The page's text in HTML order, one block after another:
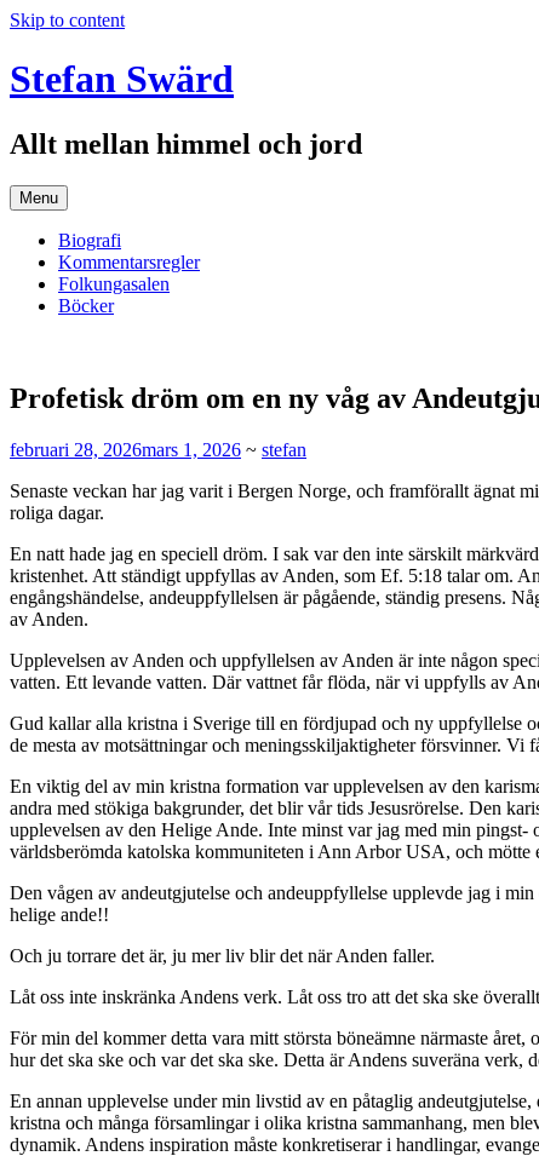
Skip to content
Stefan Swärd
Allt mellan himmel och jord
Menu
Biografi
Kommentarsregler
Folkungasalen
Böcker
Profetisk dröm om en ny våg av
februari 28, 2026mars 1, 2026 ~ stefan
Senaste veckan har jag varit i Bergen Norge, och framförallt ägnat
roliga dagar.
En natt hade jag en speciell dröm. I sak var den inte särskilt
kristenhet. Att ständigt uppfyllas av Anden, som Ef. 5:18 talar om.
engångshändelse, andeuppfyllelsen är pågående, ständig presens.
av Anden.
Upplevelsen av Anden och uppfyllelsen av Anden är inte någon
vatten. Ett levande vatten. Där vattnet får flöda, när vi uppfylls av
Gud kallar alla kristna i Sverige till en fördjupad och ny uppfyllelse
de mesta av motsättningar och meningsskiljaktigheter försvinner. Vi
En viktig del av min kristna formation var upplevelsen av den
andra med stökiga bakgrunder, det blir vår tids Jesusrörelse. Den
upplevelsen av den Helige Ande. Inte minst var jag med min
världsberömda katolska kommuniteten i Ann Arbor USA, och mötte
Den vågen av andeutgjutelse och andeuppfyllelse upplevde jag i
helige ande!!
Och ju torrare det är, ju mer liv blir det när Anden faller.
Låt oss inte inskränka Andens verk. Låt oss tro att det ska ske
För min del kommer detta vara mitt största böneämne närmaste
hur det ska ske och var det ska ske. Detta är Andens suveräna verk,
En annan upplevelse under min livstid av en påtaglig
kristna och många församlingar i olika kristna sammanhang, men
dynamik. Andens inspiration måste konkretiserar i handlingar,